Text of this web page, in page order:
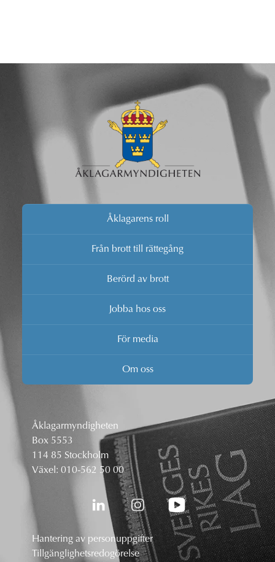
Åklagarens roll
Från brott till rättegång
Berörd av brott
Jobba hos oss
För media
Om oss
Åklagarmyndigheten
Box 5553
114 85 Stockholm
Växel: 010-562 50 00
Hantering av personuppgifter
Tillgänglighetsredogörelse